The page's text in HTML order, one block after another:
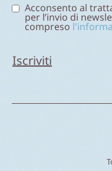
Consenso
(Obbligatorio)
Acconsento al
per l’invio di
compreso